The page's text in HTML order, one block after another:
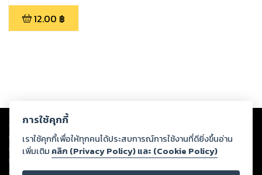
12.00 ฿
Copyright © 2026
ต่อผลงานหรือเนื้อหาใดที่อัปโหลดผ่านเว็บไซต์และปรากฏว่าละเมิดสิทธิใน
ทรัพย์สินทางปัญญาของบุคคลอื่นหรือขัดต่อกฎหมายและศีลธรรม ดังนั้น ผู้อ่าน
ทุกท่านโปรดใช้วิจารณญาณในการกลั่นกรองด้วยตนเอง และหากท่านพบว่าส่วน
หนึ่งส่วนใดขัดต่อกฎหมายและศีลธรรม กรุณาแจ้งมายังบริษัท เพื่อทีมงานจะได้
ดำเนินการในทันที ทั้งนี้ ทางสตอรี่ล็อกขอสงวนลิขสิทธิ์ตามพระราชบัญญัติ
การใช้คุกกี้
เราใช้คุกกี้เพื่อให้ทุกคนได้ประสบการณ์การใช้งานที่ดียิ่งขึ้นอ่าน
เพิ่มเติม คลิก (Privacy Policy) และ (Cookie Policy)